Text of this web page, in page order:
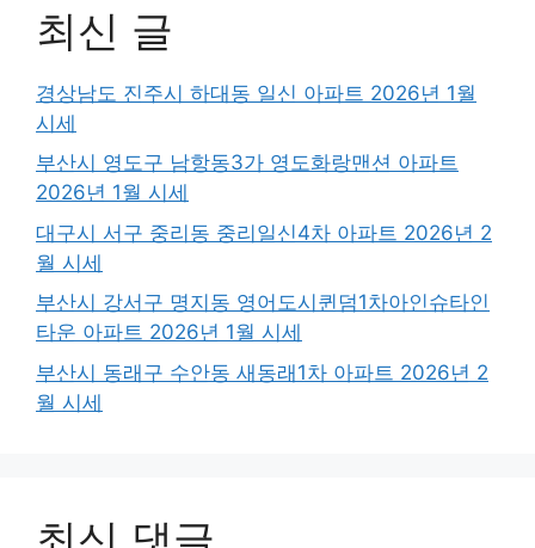
최신 글
경상남도 진주시 하대동 일신 아파트 2026년 1월
시세
부산시 영도구 남항동3가 영도화랑맨션 아파트
2026년 1월 시세
대구시 서구 중리동 중리일신4차 아파트 2026년 2
월 시세
부산시 강서구 명지동 영어도시퀸덤1차아인슈타인
타운 아파트 2026년 1월 시세
부산시 동래구 수안동 새동래1차 아파트 2026년 2
월 시세